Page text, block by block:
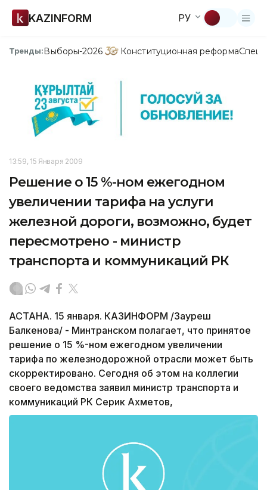
KAZINFORM РУ
Тренды:Выборы-2026 Конституционная реформа
13:59, 15 Января 2009
Решение о 15 %-ном ежегодном
увеличении тарифа на услуги
железной дороги, возможно, будет
пересмотрено - министр
транспорта и коммуникаций РК
АСТАНА. 15 января. КАЗИНФОРМ /Зауреш
Балкенова/ - Минтранском полагает, что принятое
решение о 15 %-ном ежегодном увеличении
тарифа по железнодорожной отрасли может быть
скорректировано. Сегодня об этом на коллегии
своего ведомства заявил министр транспорта и
коммуникаций РК Серик Ахметов,